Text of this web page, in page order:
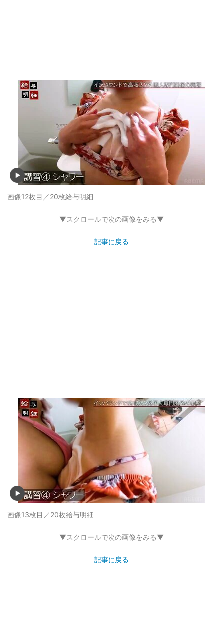
画像12枚目／20枚給与明細
▼スクロールで次の画像をみる▼
記事に戻る
画像13枚目／20枚給与明細
▼スクロールで次の画像をみる▼
記事に戻る